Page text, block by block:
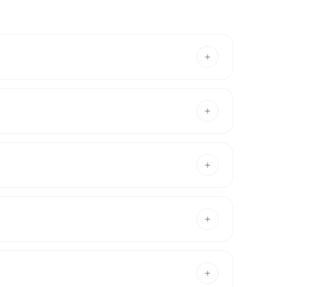
+
+
+
+
+